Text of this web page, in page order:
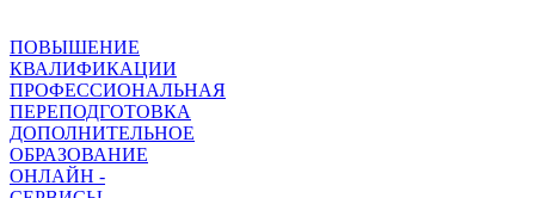
ПОВЫШЕНИЕ
КВАЛИФИКАЦИИ
ПРОФЕССИОНАЛЬНАЯ
ПЕРЕПОДГОТОВКА
ДОПОЛНИТЕЛЬНОЕ
ОБРАЗОВАНИЕ
ОНЛАЙН -